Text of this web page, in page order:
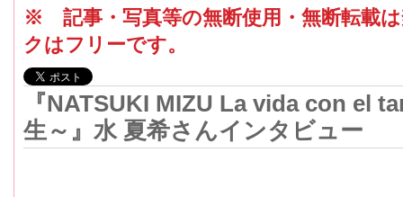
※ 記事・写真等の無断使用・無断転載
クはフリーです。
『NATSUKI MIZU La vida con el
生～』水 夏希さんインタビュー